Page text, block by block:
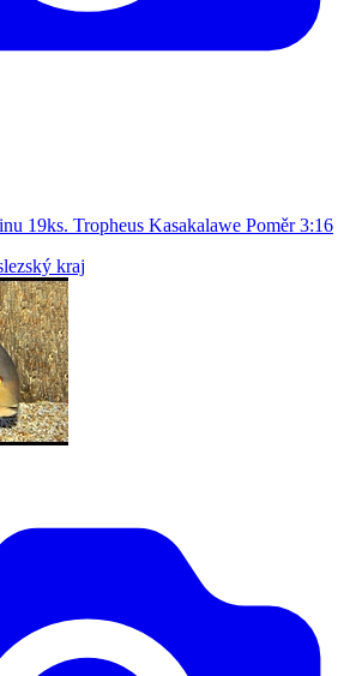
19ks. Tropheus Kasakalawe Poměr 3:16
kraj